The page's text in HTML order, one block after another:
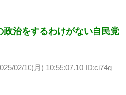
政治をするわけがない自民党
02/10(月) 10:55:07.10 ID:ci74g